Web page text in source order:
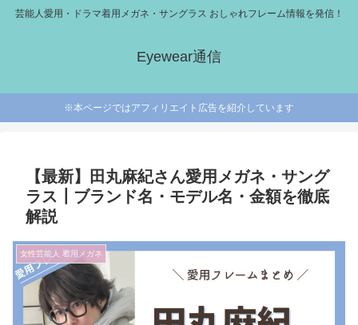
芸能人愛用・ドラマ着用メガネ・サングラス おしゃれフレーム情報を発信！
Eyewear通信
※本ページではアフィリエイト広告を紹介しています
【最新】田丸麻紀さん愛用メガネ・サング
ラス┃ブランド名・モデル名・金額を徹底
解説
女性芸能人 着用メガネ